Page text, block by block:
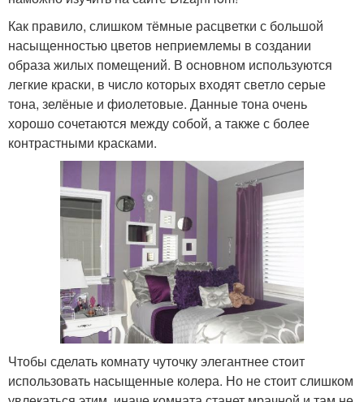
Как правило, слишком тёмные расцветки с большой
насыщенностью цветов неприемлемы в создании
образа жилых помещений. В основном используются
легкие краски, в число которых входят светло серые
тона, зелёные и фиолетовые. Данные тона очень
хорошо сочетаются между собой, а также с более
контрастными красками.
Чтобы сделать комнату чуточку элегантнее стоит
использовать насыщенные колера. Но не стоит слишком